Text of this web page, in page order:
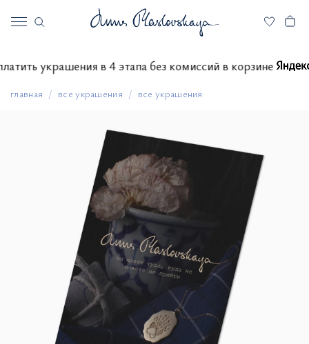
оплатить украшения в 4 этапа без комиссий в корзине
главная все украшения все украшения